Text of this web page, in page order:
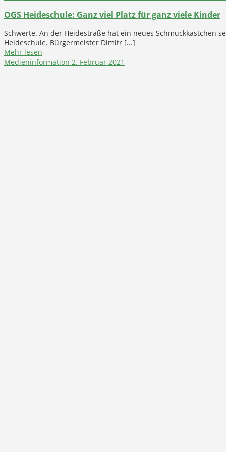
OGS Heideschule: Ganz viel Platz für ganz viele Kinder
Schwerte. An der Heidestraße hat ein neues Schmuckkästchen
Heideschule. Bürgermeister Dimitr [...]
Mehr lesen
Medieninformation 2. Februar 2021